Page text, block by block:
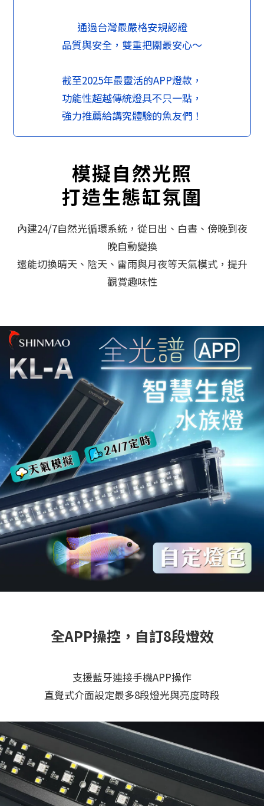
通過台灣最嚴格安規認證
品質與安全，雙重把關最安心～
截至2025年最靈活的APP燈款，
功能性超越傳統燈具不只一點，
強力推薦給講究體驗的魚友們！
模擬自然光照
打造生態缸氛圍
內建24/7自然光循環系統，從日出、白晝、傍晚到夜
晚自動變換
還能切換晴天、陰天、雷雨與月夜等天氣模式，提升
觀賞趣味性
全APP操控，自訂8段燈效
支援藍牙連接手機APP操作
直覺式介面設定最多8段燈光與亮度時段